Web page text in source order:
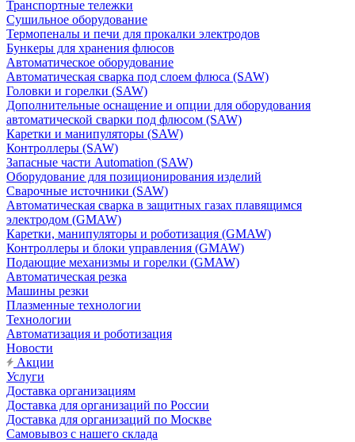
Транспортные тележки
Сушильное оборудование
Термопеналы и печи для прокалки электродов
Бункеры для хранения флюсов
Автоматическое оборудование
Автоматическая сварка под слоем флюса (SAW)
Головки и горелки (SAW)
Дополнительные оснащение и опции для оборудования
автоматической сварки под флюсом (SAW)
Каретки и манипуляторы (SAW)
Контроллеры (SAW)
Запасные части Automation (SAW)
Оборудование для позиционирования изделий
Сварочные источники (SAW)
Автоматическая сварка в защитных газах плавящимся
электродом (GMAW)
Каретки, манипуляторы и роботизация (GMAW)
Контроллеры и блоки управления (GMAW)
Подающие механизмы и горелки (GMAW)
Автоматическая резка
Машины резки
Плазменные технологии
Технологии
Автоматизация и роботизация
Новости
Акции
Услуги
Доставка организациям
Доставка для организаций по России
Доставка для организаций по Москве
Самовывоз с нашего склада